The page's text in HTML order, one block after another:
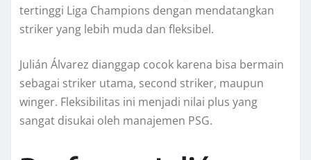
tertinggi Liga Champions dengan mendatangkan
striker yang lebih muda dan fleksibel.
Julián Álvarez dianggap cocok karena bisa bermain
sebagai striker utama, second striker, maupun
winger. Fleksibilitas ini menjadi nilai plus yang
sangat disukai oleh manajemen PSG.